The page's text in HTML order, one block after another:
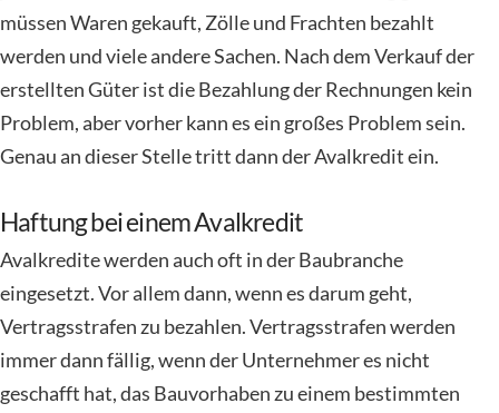
müssen Waren gekauft, Zölle und Frachten bezahlt
werden und viele andere Sachen. Nach dem Verkauf der
erstellten Güter ist die Bezahlung der Rechnungen kein
Problem, aber vorher kann es ein großes Problem sein.
Genau an dieser Stelle tritt dann der Avalkredit ein.
Haftung bei einem Avalkredit
Avalkredite werden auch oft in der Baubranche
eingesetzt. Vor allem dann, wenn es darum geht,
Vertragsstrafen zu bezahlen. Vertragsstrafen werden
immer dann fällig, wenn der Unternehmer es nicht
geschafft hat, das Bauvorhaben zu einem bestimmten